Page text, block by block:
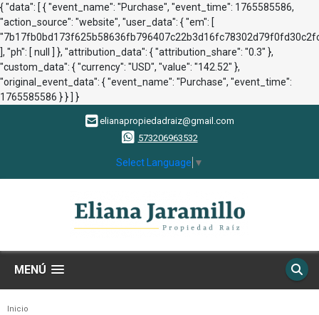
{ "data": [ { "event_name": "Purchase", "event_time": 1765585586,
"action_source": "website", "user_data": { "em": [
], "ph": [ null ] }, "attribution_data": { "attribution_share": "0.3" },
"custom_data": { "currency": "USD", "value": "142.52" },
"original_event_data": { "event_name": "Purchase", "event_time":
1765585586 } } ] }
elianapropiedadraiz@gmail.com
573206963532
Select Language ▼
MENÚ
Inicio